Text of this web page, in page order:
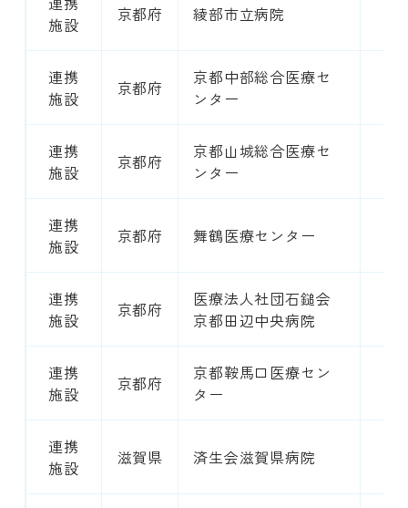
施設
京都府 綾部市立病院
連携
施設
京都府
京都中部総合医療セ
ンター
連携
施設
京都府
京都山城総合医療セ
ンター
連携
施設
京都府 舞鶴医療センター
連携
施設
京都府
医療法人社団石鎚会
京都田辺中央病院
連携
施設
京都府
京都鞍馬口医療セン
ター
連携
施設
滋賀県 済生会滋賀県病院